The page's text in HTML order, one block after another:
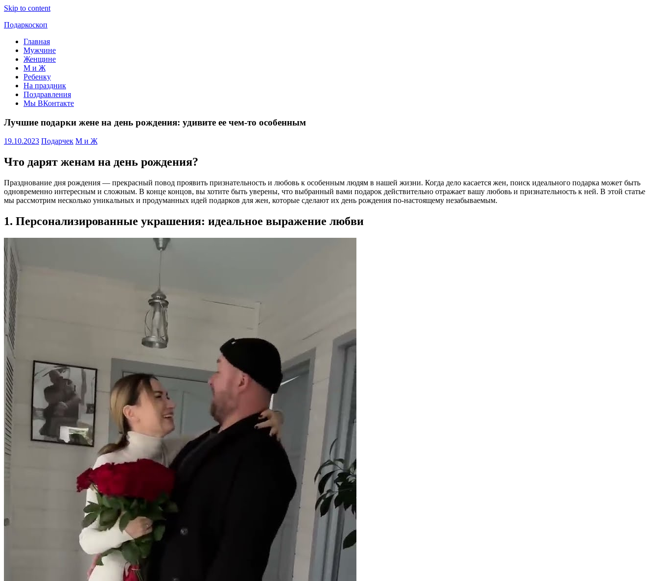
Skip to content
Подаркоскоп
Поможем
выбрать
подарить
Главная
Мужчине
Женщине
М и Ж
Ребенку
На праздник
Поздравления
Мы ВКонтакте
Лучшие подарки жене на день рождения: удивите ее чем-то особенным
19.10.2023 Подарчек М и Ж
Что дарят женам на день рождения?
Празднование дня рождения — прекрасный повод проявить признательность и любовь к особенным людям в нашей жизни. Когда дело касается жен, поиск идеального подарка может быть
одновременно интересным и сложным. В конце концов, вы хотите быть уверены, что выбранный вами подарок действительно отражает вашу любовь и признательность к ней. В этой статье
мы рассмотрим несколько уникальных и продуманных идей подарков для жен, которые сделают их день рождения по-настоящему незабываемым.
1. Персонализированные украшения: идеальное выражение любви